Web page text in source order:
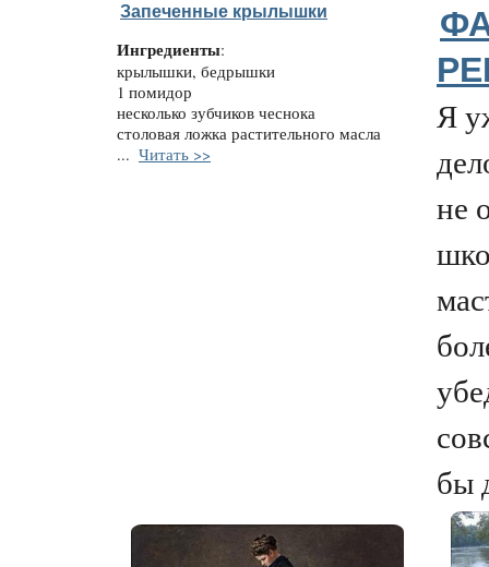
Запеченные крылышки
Ингредиенты:
крылышки, бедрышки
1 помидор
несколько зубчиков чеснока
столовая ложка растительного масла
... Читать >>
Я
не
бы